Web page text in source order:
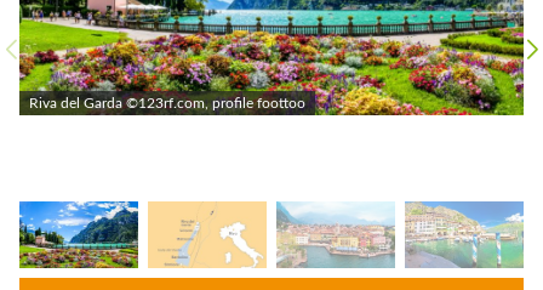
Riva del Garda ©123rf.com, profile foottoo